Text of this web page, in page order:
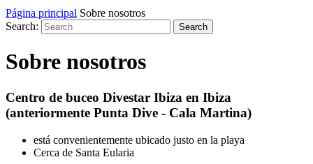
Página principal Sobre nosotros
Search:
Search
Sobre nosotros
Centro de buceo Divestar Ibiza en Ibiza
(anteriormente Punta Dive - Cala Martina)
está convenientemente ubicado justo en la playa
Cerca de Santa Eularia